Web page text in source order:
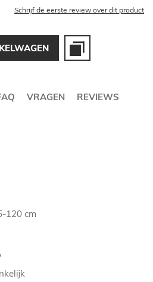
Schrijf de eerste review over dit product
VRAGEN REVIEWS
120 cm